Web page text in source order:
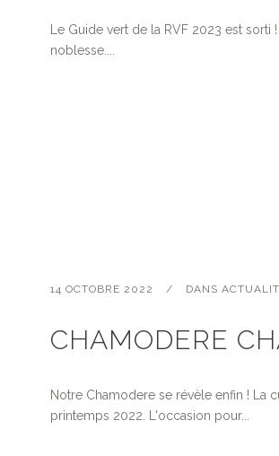
Le Guide vert de la RVF 2023 est
noblesse....
14 OCTOBRE 2022 DANS
CHAMODERE
Notre Chamodere se révèle enfin ! La
printemps 2022. L'occasion pour...